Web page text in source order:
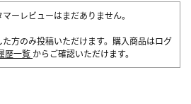
ーレビューはまだありません。
方のみ投稿いただけます。購入商品はログ
歴一覧 からご確認いただけます。